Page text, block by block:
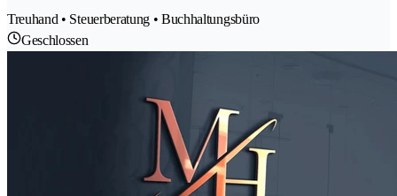
Treuhand • Steuerberatung • Buchhaltungsbüro
Geschlossen